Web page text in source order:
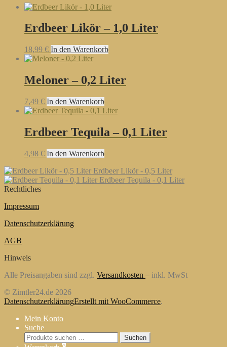
Erdbeer Likör – 1,0 Liter
18,99 € In den Warenkorb
Meloner – 0,2 Liter
7,49 € In den Warenkorb
Erdbeer Tequila – 0,1 Liter
4,98 € In den Warenkorb
Erdbeer Likör - 0,5 Liter
Erdbeer Tequila - 0,1 Liter
Rechtliches
Impressum
Datenschutzerklärung
AGB
Hinweis
Alle Preisangaben sind zzgl. Versandkosten – inkl. MwSt
© Zimtler24.de 2026
DatenschutzerklärungErstellt mit WooCommerce.
Mein Konto
Suche
Suchen
nach:
Suchen